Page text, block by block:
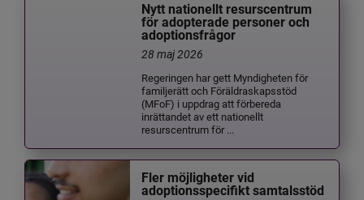
Nytt nationellt resurscentrum
för adopterade personer och
adoptionsfrågor
28 maj 2026
Regeringen har gett Myndigheten för
familjerätt och Föräldraskapsstöd
(MFoF) i uppdrag att förbereda
inrättandet av ett nationellt
resurscentrum för ...
Fler möjligheter vid
adoptionsspecifikt samtalsstöd